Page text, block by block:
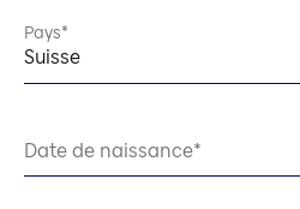
Pays
Suisse
Date de naissance